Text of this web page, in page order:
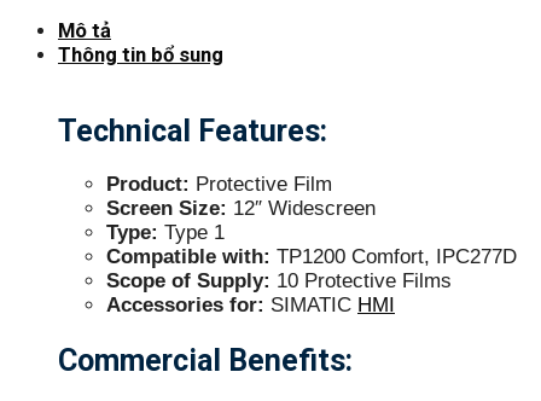
Mô tả
Thông tin bổ sung
Technical Features:
Product: Protective Film
Screen Size: 12″ Widescreen
Type: Type 1
Compatible with: TP1200 Comfort, IPC277D
Scope of Supply: 10 Protective Films
Accessories for: SIMATIC HMI
Commercial Benefits: